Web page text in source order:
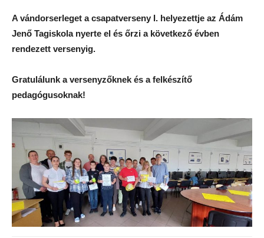
A vándorserleget a csapatverseny I. helyezettje az Ádám
Jenő Tagiskola nyerte el és őrzi a következő évben
rendezett versenyig.
Gratulálunk a versenyzőknek és a felkészítő
pedagógusoknak!